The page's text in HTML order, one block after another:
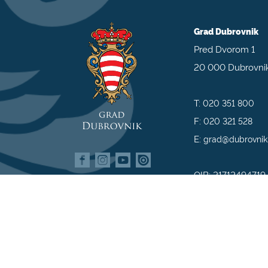
Grad Dubrovnik
Pred Dvorom 1
20 000
T:020 351 800
F:020 321 528
E:
OIB: 21712494719